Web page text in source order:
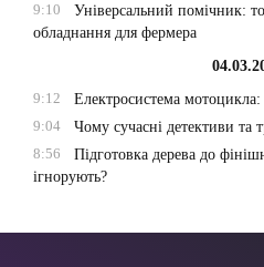
9:10
Універсальний помічник:
обладнання для фермера
9:12
Електросистема мотоцикла:
9:04
Чому сучасні детективи та
8:56
Підготовка дерева до
ігнорують?